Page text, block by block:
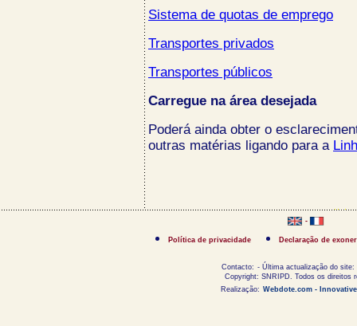
Sistema de quotas de emprego
Transportes privados
Transportes públicos
Carregue na área desejada
Poderá ainda obter o
outras matérias ligando para a
-
Política de privacidade Declaração de
Contacto: - Última actualização do site:
Copyright: SNRIPD. Todos os direitos
Realização: Webdote.com -